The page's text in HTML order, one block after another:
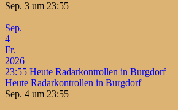
Sep. 3 um 23:55
Sep.
4
Fr.
2026
23:55 Heute Radarkontrollen in Burgdorf
Heute Radarkontrollen in Burgdorf
Sep. 4 um 23:55